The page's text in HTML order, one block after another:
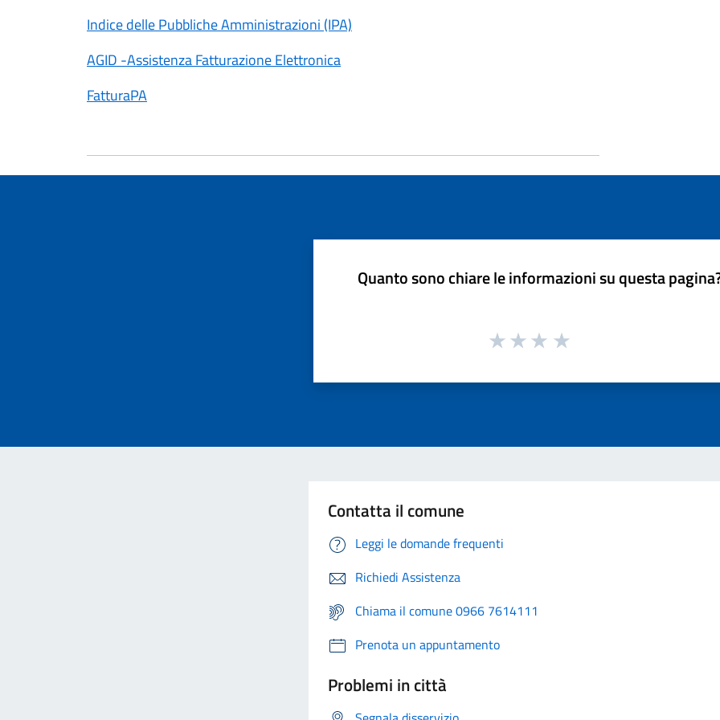
Indice delle Pubbliche Amministrazioni (IPA)
AGID -Assistenza Fatturazione Elettronica
FatturaPA
Quanto sono chiare le informazioni su questa
Contatta il comune
Leggi le domande frequenti
Richiedi Assistenza
Chiama il comune 0966 7614111
Prenota un appuntamento
Problemi in città